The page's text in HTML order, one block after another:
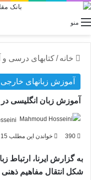
منو
خانه /کتابهای درسی
آموزش زبانهای خارجی
آموزش زبان انگلیسی در
390 خواندن این مطلب 15 دقیقه زمان میبرد
به گزارش ایرنا، ارتباط
شکل انتقال مفاهیم ذهنی